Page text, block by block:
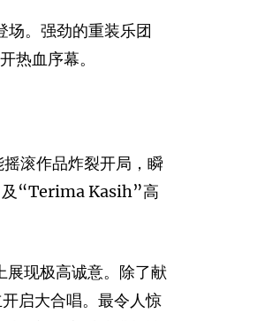
。强劲的重装乐团
热血序幕。
滚作品炸裂开局，瞬
及“Terima Kasih”高
展现极高诚意。除了献
启大合唱。最令人惊